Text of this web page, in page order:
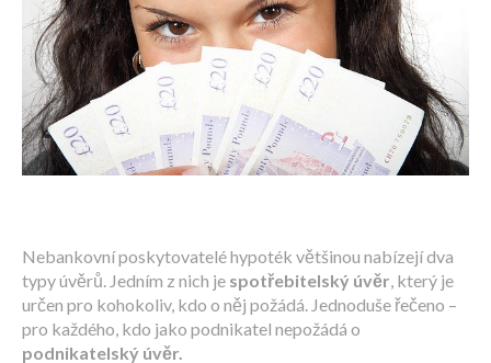
Nebankovní poskytovatelé hypoték většinou nabízejí dva
typy úvěrů. Jedním z nich je spotřebitelský úvěr , který je
určen pro kohokoliv, kdo o něj požádá. Jednoduše řečeno –
pro každého, kdo jako podnikatel nepožádá o
podnikatelský úvěr.